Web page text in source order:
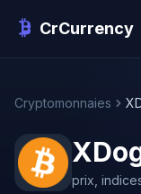
CrCurrency
Cryptomonnaies
prix,